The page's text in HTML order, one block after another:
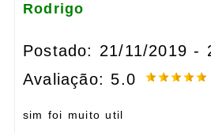
Rodrigo
Postado: 21/11/2019 -
Avaliação: 5.0
sim foi muito util